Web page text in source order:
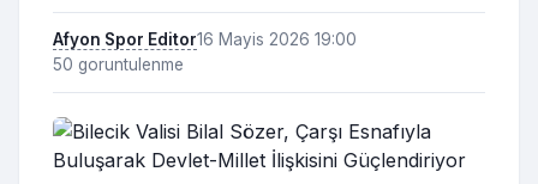
Afyon Spor Editor16 Mayis 2026 19:00
50 goruntulenme